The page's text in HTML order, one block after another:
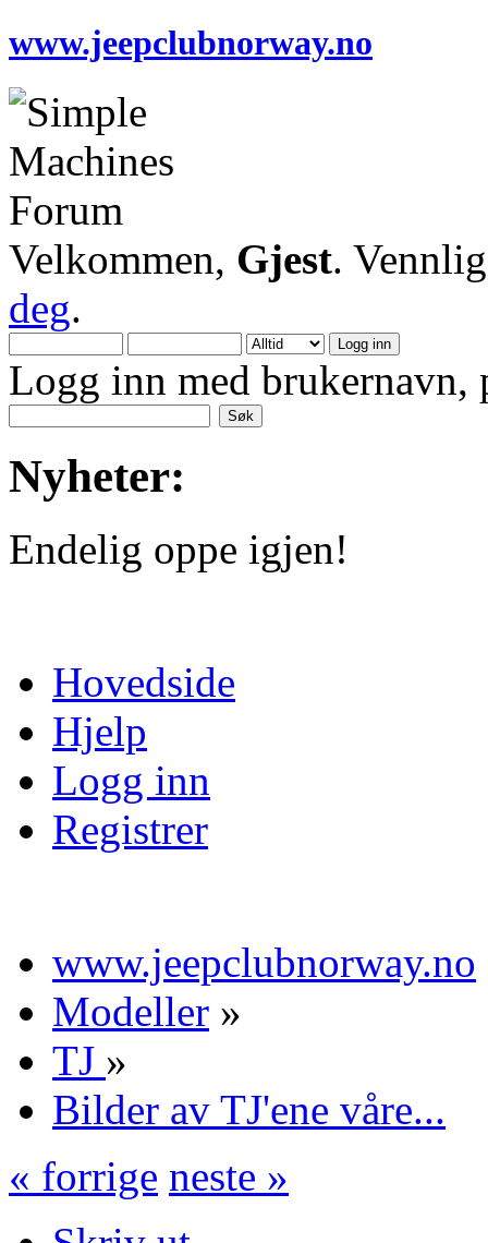
www.jeepclubnorway.no
Velkommen, Gjest.
deg.
Logg inn med brukernavn,
Nyheter:
Endelig oppe igjen!
Hovedside
Hjelp
Logg inn
Registrer
www.jeepclubnorway.no
Modeller »
TJ »
Bilder av TJ'ene våre...
« forrige neste »